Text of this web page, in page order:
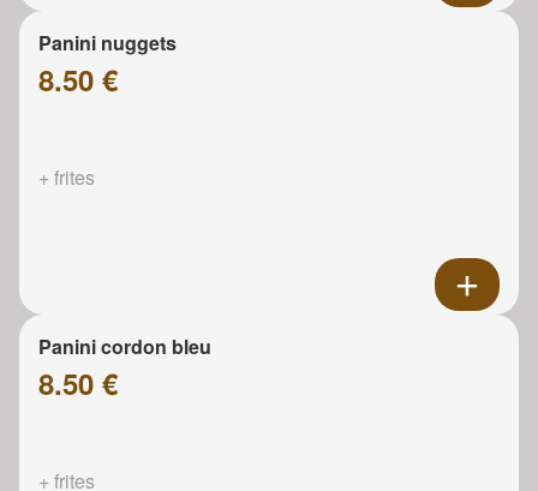
Panini nuggets
8.50 €
+ frites
Panini cordon bleu
8.50 €
+ frites